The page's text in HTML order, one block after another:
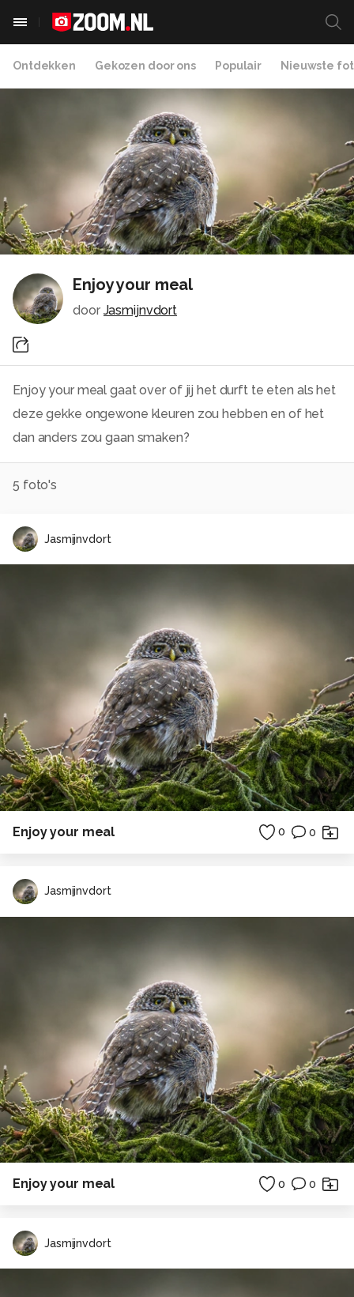
Ontdekken Gekozen door ons Populair Nieuwste
Enjoy your meal
door Jasmijnvdort
Enjoy your meal gaat over of jij het durft te eten als het
deze gekke ongewone kleuren zou hebben en of het
dan anders zou gaan smaken?
5 foto's
Jasmijnvdort
Enjoy your meal 0 0
Jasmijnvdort
Enjoy your meal 0 0
Jasmijnvdort